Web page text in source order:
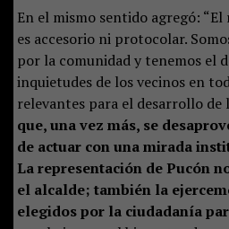
En el mismo sentido agregó:
es accesorio ni protocolar.
por la comunidad y tenemos el
inquietudes de los vecinos en
relevantes para el desarrollo de
que, una vez más, se
de actuar con una mirada
La representación de Pucón
el alcalde; también la
elegidos por la ciudadanía